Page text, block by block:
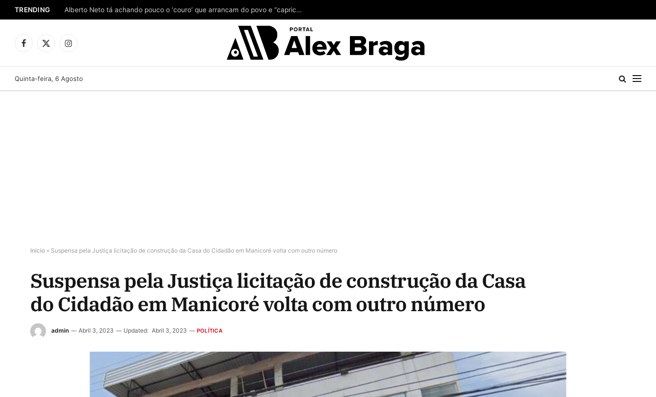
TRENDING Alberto Neto tá achando pouco o ‘couro’ que arrancam do povo e “capricha” no suplente
Facebook
X
Instagram
Quinta-feira, 6 Agosto
Início » Suspensa pela Justiça licitação de construção da Casa do Cidadão em Manicoré volta com outro número
Suspensa pela Justiça licitação de construção da Casa
do Cidadão em Manicoré volta com outro número
admin Abril 3, 2023 Updated: Abril 3, 2023 POLÍTICA